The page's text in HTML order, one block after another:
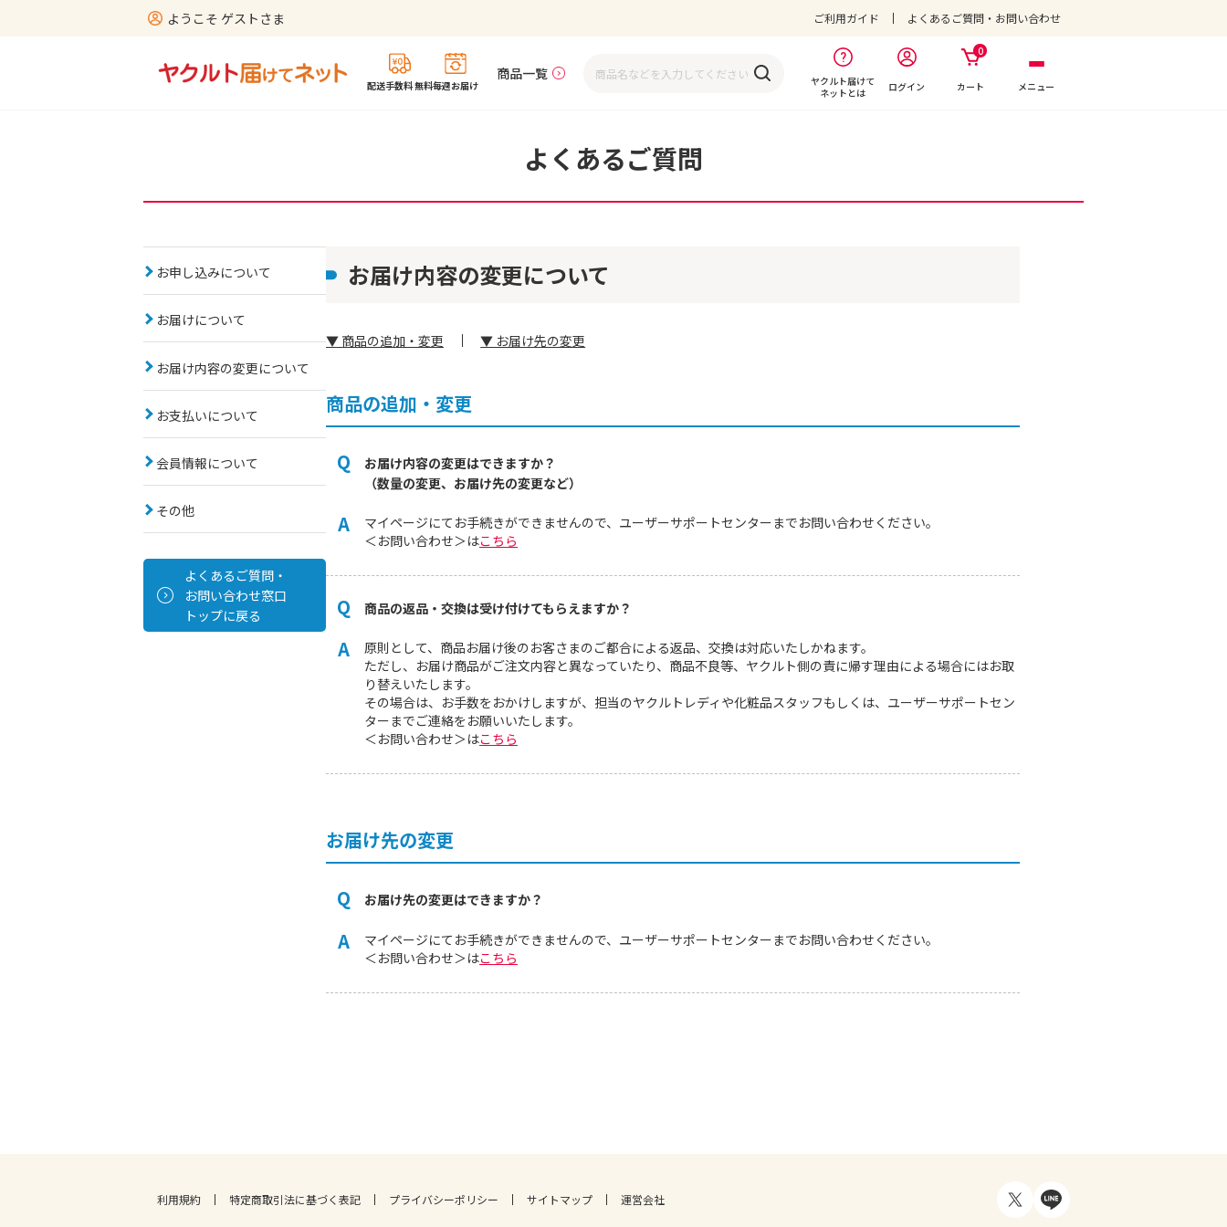
ようこそ ゲストさま ご利用ガイド よくあるご質問・お問い合わせ
配送手数料 無料毎週お届け
商品一覧
ヤクルト届けて
ネットとは
ログイン
0
カート メニュー
よくあるご質問
お申し込みについて
お届けについて
お届け内容の変更について
お支払いについて
会員情報について
その他
よくあるご質問・
お問い合わせ窓口
トップに戻る
お届け内容の変更について
▼ 商品の追加・変更 ▼ お届け先の変更
商品の追加・変更
お届け内容の変更はできますか？
（数量の変更、お届け先の変更など）
マイページにてお手続きができませんので、ユーザーサポートセンターまでお問い合わせください。
＜お問い合わせ＞はこちら
商品の返品・交換は受け付けてもらえますか？
原則として、商品お届け後のお客さまのご都合による返品、交換は対応いたしかねます。
ただし、お届け商品がご注文内容と異なっていたり、商品不良等、ヤクルト側の責に帰す理由による場合にはお取
り替えいたします。
その場合は、お手数をおかけしますが、担当のヤクルトレディや化粧品スタッフもしくは、ユーザーサポートセン
ターまでご連絡をお願いいたします。
＜お問い合わせ＞はこちら
お届け先の変更
お届け先の変更はできますか？
マイページにてお手続きができませんので、ユーザーサポートセンターまでお問い合わせください。
＜お問い合わせ＞はこちら
利用規約 特定商取引法に基づく表記 プライバシーポリシー サイトマップ 運営会社